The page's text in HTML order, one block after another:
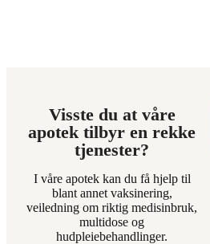
Visste du at våre
apotek tilbyr en rekke
tjenester?
I våre apotek kan du få hjelp til
blant annet vaksinering,
veiledning om riktig medisinbruk,
multidose og
hudpleiebehandlinger.